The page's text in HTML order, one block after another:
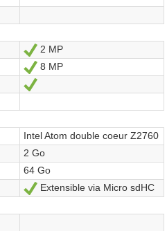
Oui
2 MP
Oui
8 MP
Intel Atom double coeur Z2760
2 Go
64 Go
Oui
Extensible via Micro sdHC